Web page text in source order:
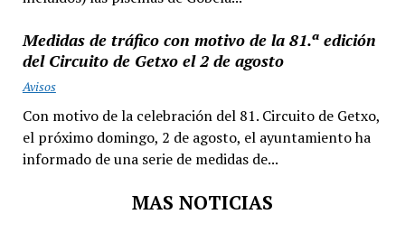
Medidas de tráfico con motivo de la 81.ª edición
del Circuito de Getxo el 2 de agosto
Avisos
Con motivo de la celebración del 81. Circuito de Getxo,
el próximo domingo, 2 de agosto, el ayuntamiento ha
informado de una serie de medidas de...
MAS NOTICIAS